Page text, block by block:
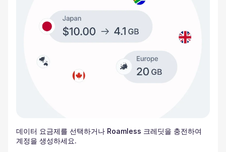
데이터 요금제를 선택하거나 Roamless 크레딧을 충전하여
계정을 생성하세요.